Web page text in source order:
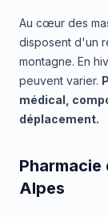
Au cœur des
disposent d'un
montagne. En
peuvent varier.
médical,
déplacement.
Pharmacie
Alpes